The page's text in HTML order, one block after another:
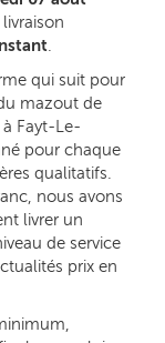
.
qui suit pour
mazout de
Fayt-Le-
pour chaque
qualitatifs.
nous avons
livrer un
de service
prix en